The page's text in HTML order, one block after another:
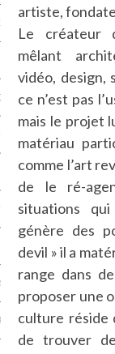
EN VOD
artiste,
Le créateur
mêlant
vidéo, design,
ce n’est pas
mais le projet
matériau
comme l’art
de le ré-
situations
génère des
devil » il a
range dans
proposer une
culture réside
de trouver